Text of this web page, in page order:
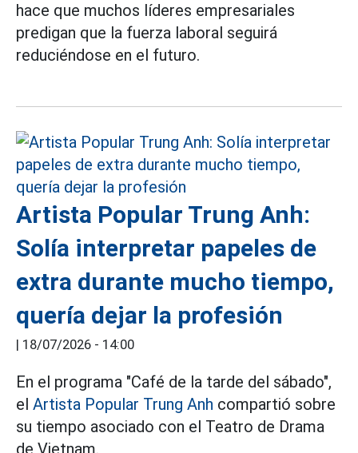
hace que muchos líderes empresariales
predigan que la fuerza laboral seguirá
reduciéndose en el futuro.
Artista Popular Trung Anh:
Solía interpretar papeles de
extra durante mucho tiempo,
quería dejar la profesión
| 18/07/2026 - 14:00
En el programa "Café de la tarde del sábado",
el Artista Popular Trung Anh compartió sobre
su tiempo asociado con el Teatro de Drama
de Vietnam.